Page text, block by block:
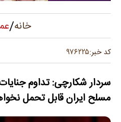
خانه/
کد خبر:۹۷۶۲۲۵
سردار شکارچی: تداوم
مسلح ایران قابل تحمل